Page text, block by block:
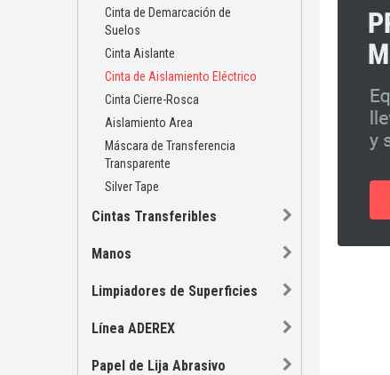
Cinta de Demarcación de
Suelos
Cinta Aislante
Cinta de Aislamiento Eléctrico
Cinta Cierre-Rosca
Aislamiento Area
Máscara de Transferencia
Transparente
Silver Tape
Cintas Transferibles
Manos
Limpiadores de Superficies
Línea ADEREX
Papel de Lija Abrasivo